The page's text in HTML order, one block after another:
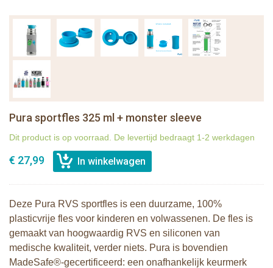
Pura sportfles 325 ml + monster sleeve
Dit product is op voorraad. De levertijd bedraagt 1-2 werkdagen
€ 27,99
Deze Pura RVS sportfles is een duurzame, 100%
plasticvrije fles voor kinderen en volwassenen. De fles is
gemaakt van hoogwaardig RVS en siliconen van
medische kwaliteit, verder niets. Pura is bovendien
MadeSafe®-gecertificeerd: een onafhankelijk keurmerk